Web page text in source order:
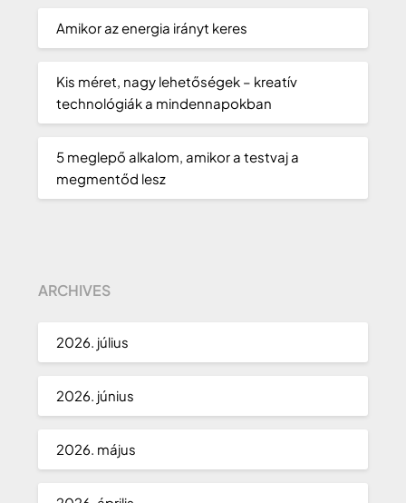
Amikor az energia irányt keres
Kis méret, nagy lehetőségek – kreatív
technológiák a mindennapokban
5 meglepő alkalom, amikor a testvaj a
megmentőd lesz
ARCHIVES
2026. július
2026. június
2026. május